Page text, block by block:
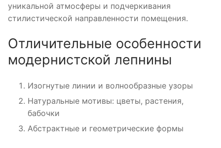
уникальной атмосферы и подчеркивания
стилистической направленности помещения.
Отличительные особенности
модернистской лепнины
Изогнутые линии и волнообразные узоры
Натуральные мотивы: цветы, растения,
бабочки
Абстрактные и геометрические формы